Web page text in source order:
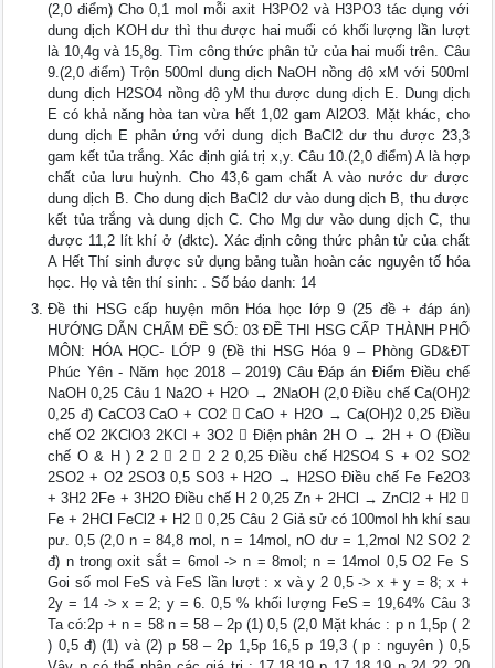
(2,0 điểm) Cho 0,1 mol mỗi axit H3PO2 và H3PO3 tác dụng với
dung dịch KOH dư thì thu được hai muối có khối lượng lần lượt
là 10,4g và 15,8g. Tìm công thức phân tử của hai muối trên. Câu
9.(2,0 điểm) Trộn 500ml dung dịch NaOH nồng độ xM với 500ml
dung dịch H2SO4 nồng độ yM thu được dung dịch E. Dung dịch
E có khả năng hòa tan vừa hết 1,02 gam Al2O3. Mặt khác, cho
dung dịch E phản ứng với dung dịch BaCl2 dư thu được 23,3
gam kết tủa trắng. Xác định giá trị x,y. Câu 10.(2,0 điểm) A là hợp
chất của lưu huỳnh. Cho 43,6 gam chất A vào nước dư được
dung dịch B. Cho dung dịch BaCl2 dư vào dung dịch B, thu được
kết tủa trắng và dung dịch C. Cho Mg dư vào dung dịch C, thu
được 11,2 lít khí ở (đktc). Xác định công thức phân tử của chất
A Hết Thí sinh được sử dụng bảng tuần hoàn các nguyên tố hóa
học. Họ và tên thí sinh: . Số báo danh: 14
Đề thi HSG cấp huyện môn Hóa học lớp 9 (25 đề + đáp án)
HƯỚNG DẪN CHẤM ĐỀ SỐ: 03 ĐỀ THI HSG CẤP THÀNH PHỐ
MÔN: HÓA HỌC- LỚP 9 (Đề thi HSG Hóa 9 – Phòng GD&ĐT
Phúc Yên - Năm học 2018 – 2019) Câu Đáp án Điểm Điều chế
NaOH 0,25 Câu 1 Na2O + H2O → 2NaOH (2,0 Điều chế Ca(OH)2
0,25 đ) CaCO3 CaO + CO2  CaO + H2O → Ca(OH)2 0,25 Điều
chế O2 2KClO3 2KCl + 3O2  Điện phân 2H O → 2H + O (Điều
chế O & H ) 2 2  2  2 2 0,25 Điều chế H2SO4 S + O2 SO2
2SO2 + O2 2SO3 0,5 SO3 + H2O → H2SO Điều chế Fe Fe2O3
+ 3H2 2Fe + 3H2O Điều chế H 2 0,25 Zn + 2HCl → ZnCl2 + H2 
Fe + 2HCl FeCl2 + H2  0,25 Câu 2 Giả sử có 100mol hh khí sau
pư. 0,5 (2,0 n = 84,8 mol, n = 14mol, nO dư = 1,2mol N2 SO2 2
đ) n trong oxit sắt = 6mol -> n = 8mol; n = 14mol 0,5 O2 Fe S
Goi số mol FeS và FeS lần lượt : x và y 2 0,5 -> x + y = 8; x +
2y = 14 -> x = 2; y = 6. 0,5 % khối lượng FeS = 19,64% Câu 3
Ta có:2p + n = 58 n = 58 – 2p (1) 0,5 (2,0 Mặt khác : p n 1,5p ( 2
) 0,5 đ) (1) và (2) p 58 – 2p 1,5p 16,5 p 19,3 ( p : nguyên ) 0,5